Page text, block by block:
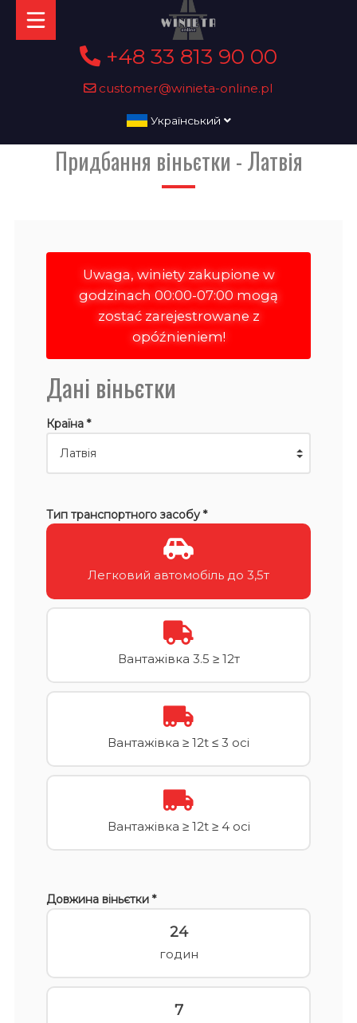
+48 33 813 90 00
customer@winieta-online.pl
Український
Придбання віньєтки - Латвія
Uwaga, winiety zakupione w
godzinach 00:00-07:00 mogą
zostać zarejestrowane z
opóźnieniem!
Дані віньєтки
Країна *
Тип транспортного засобу *
Легковий автомобіль до 3,5т
Вантажівка 3.5 ≥ 12т
Вантажівка ≥ 12t ≤ 3 осі
Вантажівка ≥ 12t ≥ 4 осі
Довжина віньєтки *
24
годин
7